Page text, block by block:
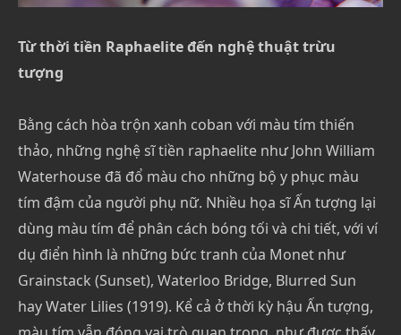
Từ thời tiền Raphaelite đến nghệ thuật trừu
tượng
Bằng cách hòa trộn xanh coban với màu tím thiến
thảo, những nghệ sĩ tiền raphaelite như John William
Waterhouse đã đổ màu cho những bộ y phục màu
tím đậm của người phụ nữ. Nhiều họa sĩ Ấn tượng lại
dùng màu tím để phân cách bóng tối và chi tiết, với ví
dụ điển hình là những bức tranh của Monet như
Grainstack (Sunset), Waterloo Bridge, Blurred Sun
hay Water Lilies (1919). Kể cả ở thời kỳ hậu Ấn tượng,